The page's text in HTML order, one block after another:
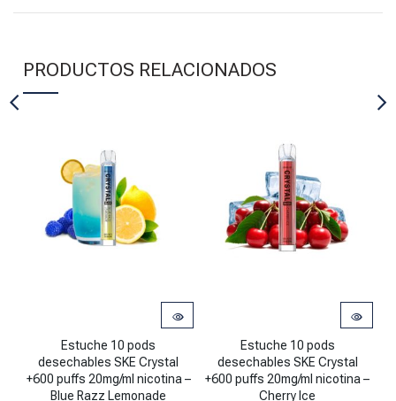
PRODUCTOS RELACIONADOS
Estuche 10 pods desechables SKE Crystal +600 puffs 20mg/ml
Estuche 10 pods
desechables SKE Crystal
+600 puffs 20mg/ml nicotina –
Blue Razz Lemonade
Estuche 10 pods desechables
Estuche 10 pods
desechables SKE Crystal
+600 puffs 20mg/ml nicotina –
Cherry Ice